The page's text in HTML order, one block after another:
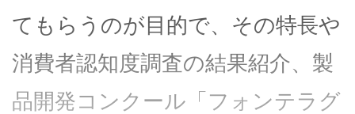
てもらうのが目的で、その特長や
消費者認知度調査の結果紹介、製
品開発コンクール「フォンテラグ